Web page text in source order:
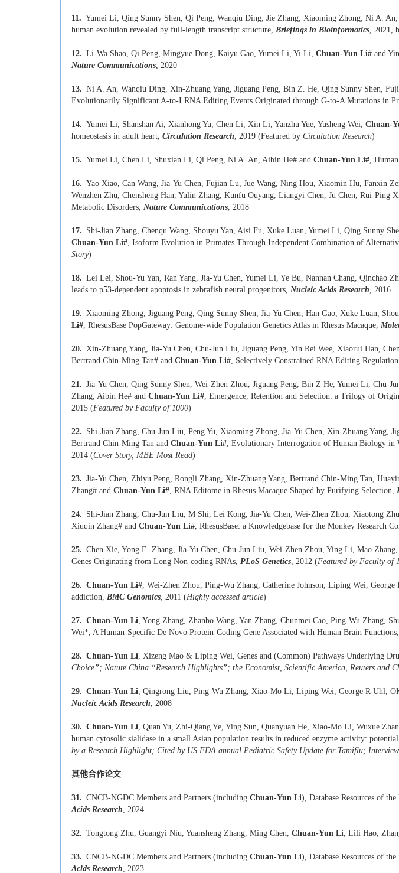
11. Yumei Li, Qing Sunny Shen, Qi Peng, Wanqiu Ding, Jie Zhang, Xiaoming Zhong, Ni A.
human evolution revealed by full-length transcript structure, Briefings in Bioinformatics, 2021,
12. Li-Wa Shao, Qi Peng, Mingyue Dong, Kaiyu Gao, Yumei Li, Yi Li, Chuan-Yun Li# and
Nature Communications, 2020
13. Ni A. An, Wanqiu Ding, Xin-Zhuang Yang, Jiguang Peng, Bin Z. He, Qing Sunny Shen,
Evolutionarily Significant A-to-I RNA Editing Events Originated through G-to-A Mutations in
14. Yumei Li, Shanshan Ai, Xianhong Yu, Chen Li, Xin Li, Yanzhu Yue, Yusheng Wei, Chuan-
homeostasis in adult heart, Circulation Research, 2019 (Featured by Circulation Research)
15. Yumei Li, Chen Li, Shuxian Li, Qi Peng, Ni A. An, Aibin He# and Chuan-Yun Li#,
16. Yao Xiao, Can Wang, Jia-Yu Chen, Fujian Lu, Jue Wang, Ning Hou, Xiaomin Hu, Fanxin
Wenzhen Zhu, Chensheng Han, Yulin Zhang, Kunfu Ouyang, Liangyi Chen, Ju Chen, Rui-Ping
Metabolic Disorders, Nature Communications, 2018
17. Shi-Jian Zhang, Chenqu Wang, Shouyu Yan, Aisi Fu, Xuke Luan, Yumei Li, Qing Sunny
Chuan-Yun Li#, Isoform Evolution in Primates Through Independent Combination of
Story)
18. Lei Lei, Shou-Yu Yan, Ran Yang, Jia-Yu Chen, Yumei Li, Ye Bu, Nannan Chang, Qinchao
leads to p53-dependent apoptosis in zebrafish neural progenitors, Nucleic Acids Research, 2016
19. Xiaoming Zhong, Jiguang Peng, Qing Sunny Shen, Jia-Yu Chen, Han Gao, Xuke Luan,
Li#, RhesusBase PopGateway: Genome-wide Population Genetics Atlas in Rhesus Macaque,
20. Xin-Zhuang Yang, Jia-Yu Chen, Chu-Jun Liu, Jiguang Peng, Yin Rei Wee, Xiaorui Han,
Bertrand Chin-Ming Tan# and Chuan-Yun Li#, Selectively Constrained RNA Editing
21. Jia-Yu Chen, Qing Sunny Shen, Wei-Zhen Zhou, Jiguang Peng, Bin Z He, Yumei Li,
Zhang, Aibin He# and Chuan-Yun Li#, Emergence, Retention and Selection: a Trilogy of
2015 (Featured by Faculty of 1000)
22. Shi-Jian Zhang, Chu-Jun Liu, Peng Yu, Xiaoming Zhong, Jia-Yu Chen, Xin-Zhuang Yang,
Bertrand Chin-Ming Tan and Chuan-Yun Li#, Evolutionary Interrogation of Human Biology in
2014 (Cover Story, MBE Most Read)
23. Jia-Yu Chen, Zhiyu Peng, Rongli Zhang, Xin-Zhuang Yang, Bertrand Chin-Ming Tan,
Zhang# and Chuan-Yun Li#, RNA Editome in Rhesus Macaque Shaped by Purifying Selection,
24. Shi-Jian Zhang, Chu-Jun Liu, M Shi, Lei Kong, Jia-Yu Chen, Wei-Zhen Zhou, Xiaotong
Xiuqin Zhang# and Chuan-Yun Li#, RhesusBase: a Knowledgebase for the Monkey Research
25. Chen Xie, Yong E. Zhang, Jia-Yu Chen, Chu-Jun Liu, Wei-Zhen Zhou, Ying Li, Mao
Genes Originating from Long Non-coding RNAs, PLoS Genetics, 2012 (Featured by Faculty of
26. Chuan-Yun Li#, Wei-Zhen Zhou, Ping-Wu Zhang, Catherine Johnson, Liping Wei,
addiction, BMC Genomics, 2011 (Highly accessed article)
27. Chuan-Yun Li, Yong Zhang, Zhanbo Wang, Yan Zhang, Chunmei Cao, Ping-Wu Zhang,
Wei*, A Human-Specific De Novo Protein-Coding Gene Associated with Human Brain Functions,
28. Chuan-Yun Li, Xizeng Mao & Liping Wei, Genes and (Common) Pathways Underlying
Choice”; Nature China “Research Highlights”; the Economist, Scientific America, Reuters and
29. Chuan-Yun Li, Qingrong Liu, Ping-Wu Zhang, Xiao-Mo Li, Liping Wei, George R Uhl,
Nucleic Acids Research, 2008
30. Chuan-Yun Li, Quan Yu, Zhi-Qiang Ye, Ying Sun, Quanyuan He, Xiao-Mo Li, Wuxue
human cytosolic sialidase in a small Asian population results in reduced enzyme activity:
by a Research Highlight; Cited by US FDA annual Pediatric Safety Update for Tamiflu;
其他合作论文
31. CNCB-NGDC Members and Partners (including Chuan-Yun Li), Database Resources of
Acids Research, 2024
32. Tongtong Zhu, Guangyi Niu, Yuansheng Zhang, Ming Chen, Chuan-Yun Li, Lili Hao,
33. CNCB-NGDC Members and Partners (including Chuan-Yun Li), Database Resources of
Acids Research, 2023